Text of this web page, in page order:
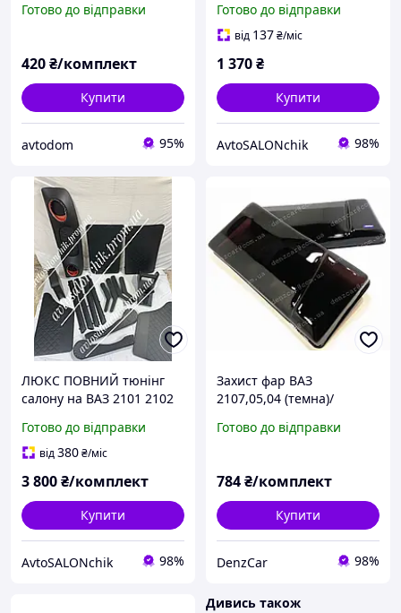
Готово до відправки
420₴/комплект
Купити
avtodom 95%
2107 ТЮНІНГ
Готово до відправки
від 137₴/міс
1 370₴
Купити
AvtoSALONchik 98%
ЛЮКС ПОВНИЙ тюнінг
салону на ВАЗ 2101 2102
РОМБ ЧОРНИЙ
Готово до відправки
від380₴/міс
3 800₴/комплект
Купити
AvtoSALONchik 98%
Захист фар ВАЗ
2107,05,04 (темна)/
2107,2105,2104
Готово до відправки
784₴/комплект
Купити
DenzCar 98%
Дивись також